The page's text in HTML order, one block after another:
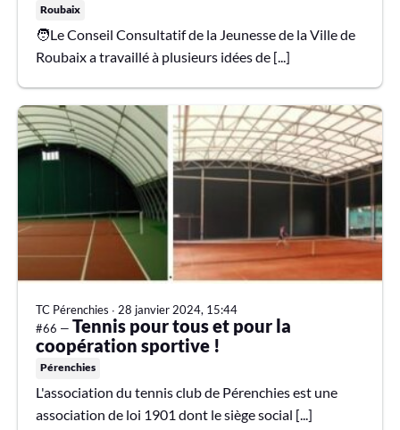
Roubaix
🧑Le Conseil Consultatif de la Jeunesse de la Ville de
Roubaix a travaillé à plusieurs idées de [...]
TC Pérenchies ∙ 28 janvier 2024, 15:44
#66 — Tennis pour tous et pour la
coopération sportive !
Pérenchies
L'association du tennis club de Pérenchies est une
association de loi 1901 dont le siège social [...]